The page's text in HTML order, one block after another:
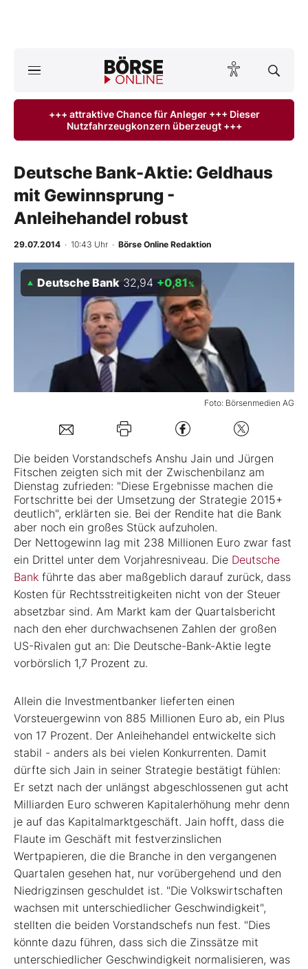
ktuelle Ausgabe BÖRSE ONLINE lesen
Finanz-Check
BO-Musterdepots
Experten
Mein Konto
Folgen Sie uns
Kontakt
+++ attraktive Chance für Anleger +++ Dieser
Nutzfahrzeugkonzern überzeugt +++
Deutsche Bank-Aktie: Geldhaus
mit Gewinnsprung -
Anleihehandel robust
29.07.2014 · 10:43 Uhr · Börse Online Redaktion
Foto: Börsenmedien AG
Deutsche Bank 32,94 +0,81 %
Die beiden Vorstandschefs Anshu Jain und Jürgen
Fitschen zeigten sich mit der Zwischenbilanz am
Dienstag zufrieden: "Diese Ergebnisse machen die
Fortschritte bei der Umsetzung der Strategie 2015+
deutlich", erklärten sie. Bei der Rendite hat die Bank
aber noch ein großes Stück aufzuholen.
Der Nettogewinn lag mit 238 Millionen Euro zwar fast
ein Drittel unter dem Vorjahresniveau. Die Deutsche
Bank führte das aber maßgeblich darauf zurück, dass
Kosten für Rechtsstreitigkeiten nicht von der Steuer
absetzbar sind. Am Markt kam der Quartalsbericht
nach den eher durchwachsenen Zahlen der großen
US-Rivalen gut an: Die Deutsche-Bank-Aktie legte
vorbörslich 1,7 Prozent zu.
Allein die Investmentbanker lieferten einen
Vorsteuergewinn von 885 Millionen Euro ab, ein Plus
von 17 Prozent. Der Anleihehandel entwickelte sich
stabil - anders als bei vielen Konkurrenten. Damit
dürfte sich Jain in seiner Strategie bestätigt fühlen:
Er setzt nach der unlängst abgeschlossenen gut acht
Milliarden Euro schweren Kapitalerhöhung mehr denn
je auf das Kapitalmarktgeschäft. Jain hofft, dass die
Flaute im Geschäft mit festverzinslichen
Wertpapieren, die die Branche in den vergangenen
Quartalen gesehen hat, nur vorübergehend und den
Niedrigzinsen geschuldet ist. "Die Volkswirtschaften
wachsen mit unterschiedlicher Geschwindigkeit",
stellten die beiden Vorstandschefs nun fest. "Dies
könnte dazu führen, dass sich die Zinssätze mit
unterschiedlicher Geschwindigkeit normalisieren, was